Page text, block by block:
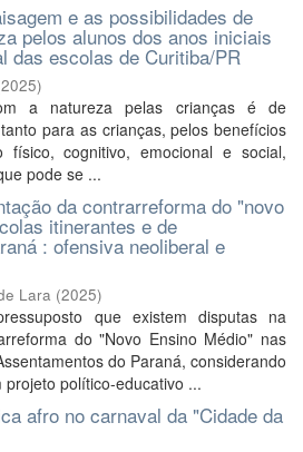
e as possibilidades de
pelos alunos dos anos iniciais
das escolas de Curitiba/PR
2025)
a natureza pelas crianças é de
para as crianças, pelos benefícios
físico, cognitivo, emocional e social,
pode se ...
da contrarreforma do "novo
itinerantes e de
: ofensiva neoliberal e
Lara (2025)
que existem disputas na
do "Novo Ensino Médio" nas
do Paraná, considerando
político-educativo ...
afro no carnaval da "Cidade da